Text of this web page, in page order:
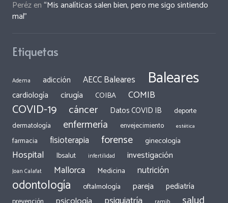
Perézen“Mis analíticas salen bien, pero me sigo sintiendo
mal”
Etiquetas
Adema adicción AECC Baleares Baleares
cardiología cirugía COIBA COMIB
COVID-19 cáncer Datos COVID IB
deporte
dermatología
enfermería envejecimiento estética
farmacia fisioterapia forense ginecología
Hospital Ibsalut infertilidad investigación
Joan Calafat Mallorca Medicina nutrición
odontología oftalmología pareja pediatría